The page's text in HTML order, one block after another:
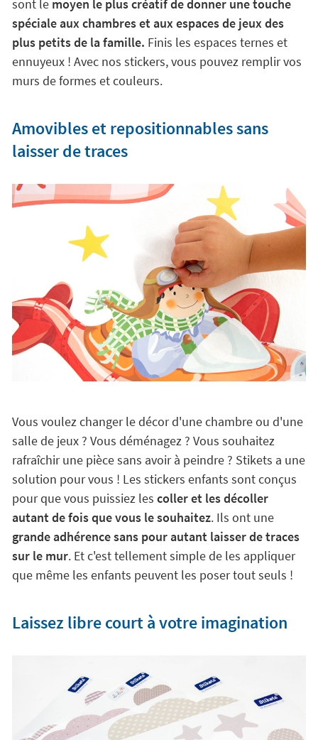
sont le moyen le plus créatif de donner une touche
spéciale aux chambres et aux espaces de jeux des
plus petits de la famille. Finis les espaces ternes et
ennuyeux ! Avec nos stickers, vous pouvez remplir vos
murs de formes et couleurs.
Amovibles et repositionnables sans
laisser de traces
Vous voulez changer le décor d'une chambre ou d'une
salle de jeux ? Vous déménagez ? Vous souhaitez
rafraîchir une pièce sans avoir à peindre ? Stikets a une
solution pour vous ! Les stickers enfants sont conçus
pour que vous puissiez les coller et les décoller
autant de fois que vous le souhaitez. Ils ont une
grande adhérence sans pour autant laisser de traces
sur le mur. Et c'est tellement simple de les appliquer
que même les enfants peuvent les poser tout seuls !
Laissez libre court à votre imagination